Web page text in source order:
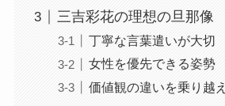
三吉彩花の理想の旦那像
丁寧な言葉遣いが大切
女性を優先できる姿勢
価値観の違いを乗り越